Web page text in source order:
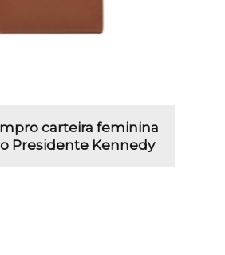
carteira feminina
Presidente Kennedy